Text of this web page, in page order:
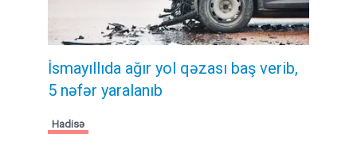
İsmayıllıda ağır yol qəzası baş verib,
5 nəfər yaralanıb
Hadisə